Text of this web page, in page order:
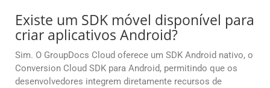
Existe um SDK móvel disponível para
criar aplicativos Android?
Sim. O GroupDocs Cloud oferece um SDK Android nativo, o
Conversion Cloud SDK para Android, permitindo que os
desenvolvedores integrem diretamente recursos de